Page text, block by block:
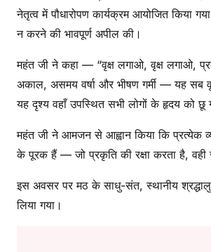
नेतृत्व में पौधारोपण कार्यक्रम आयोजित किया
न करने की भावपूर्ण अपील की।
महंत जी ने कहा — “वृक्ष लगाओ, वृक्ष लगाओ,
अकाल, असमय वर्षा और भीषण गर्मी — यह सब
यह दृश्य वहाँ उपस्थित सभी लोगों के हृदय को छू
महंत जी ने आमजन से आह्वान किया कि प्रत्येक
के पूरक हैं — जो प्रकृति की रक्षा करता है, वही
इस अवसर पर मठ के साधु-संत, स्थानीय श्रद्धालु
लिया गया।